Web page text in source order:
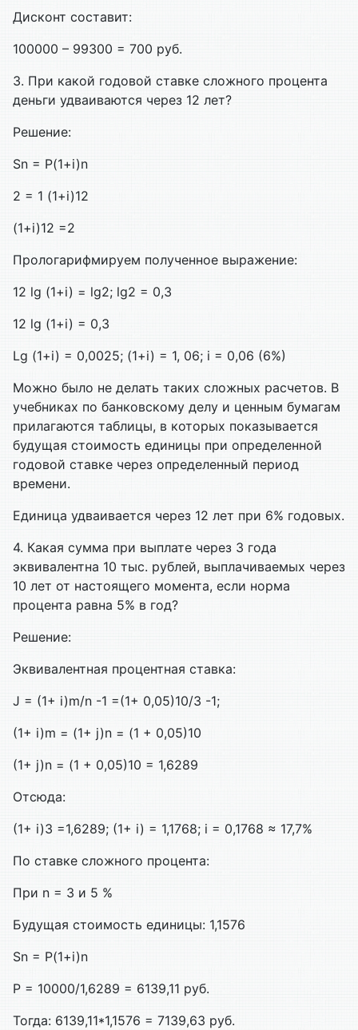
Дисконт составит:
100000 – 99300 = 700 руб.
3. При какой годовой ставке сложного процента
деньги удваиваются через 12 лет?
Решение:
Sn = P(1+i)n
2 = 1 (1+i)12
(1+i)12 =2
Прологарифмируем полученное выражение:
12 lg (1+i) = lg2; lg2 = 0,3
12 lg (1+i) = 0,3
Lg (1+i) = 0,0025; (1+i) = 1, 06; i = 0,06 (6%)
Можно было не делать таких сложных расчетов. В
учебниках по банковскому делу и ценным бумагам
прилагаются таблицы, в которых показывается
будущая стоимость единицы при определенной
годовой ставке через определенный период
времени.
Единица удваивается через 12 лет при 6% годовых.
4. Какая сумма при выплате через 3 года
эквивалентна 10 тыс. рублей, выпла­чиваемых через
10 лет от настоящего момента, если норма
процента равна 5% в год?
Решение:
Эквивалентная процентная ставка:
J = (1+ i)m/n -1 =(1+ 0,05)10/3 -1;
(1+ i)m = (1+ j)n = (1 + 0,05)10
(1+ j)n = (1 + 0,05)10 = 1,6289
Отсюда:
(1+ i)3 =1,6289; (1+ i) = 1,1768; i = 0,1768 ≈ 17,7%
По ставке сложного процента:
При n = 3 и 5 %
Будущая стоимость единицы: 1,1576
Sn = P(1+i)n
Р = 10000/1,6289 = 6139,11 руб.
Тогда: 6139,11*1,1576 = 7139,63 руб.